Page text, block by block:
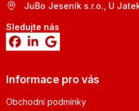
JuBo Jeseník s.r.o., U
Sledujte nás
Informace pro vás
Obchodní podmínky